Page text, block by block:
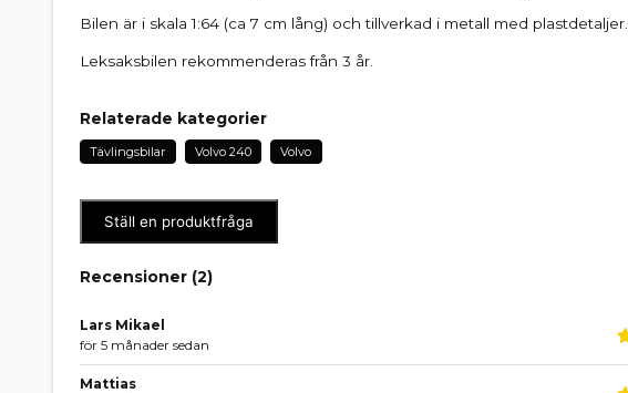
Bilen är i skala 1:64 (ca 7 cm lång) och tillverkad i metall med plastdetaljer.
Leksaksbilen rekommenderas från 3 år.
Relaterade kategorier
Tävlingsbilar Volvo 240 Volvo
Ställ en produktfråga
Recensioner (2)
Lars Mikael
för 5 månader sedan
Mattias